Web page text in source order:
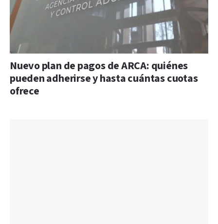
Nuevo plan de pagos de ARCA: quiénes
pueden adherirse y hasta cuántas cuotas
ofrece